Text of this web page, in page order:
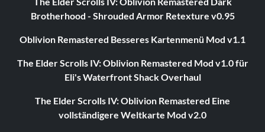
Brotherhood - Shrouded Armor Retexture v0.95
Oblivion Remastered Besseres Kartenmenü Mod v1.1
The Elder Scrolls IV: Oblivion Remastered Mod v1.0 für
Eli's Waterfront Shack Overhaul
The Elder Scrolls IV: Oblivion Remastered Eine
vollständigere Weltkarte Mod v2.0